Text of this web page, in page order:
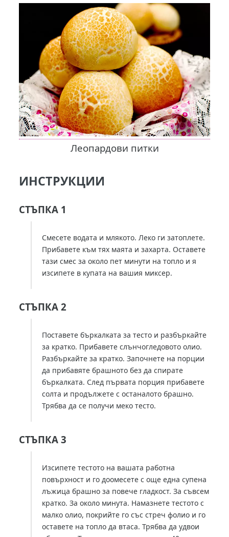
Леопардови питки
ИНСТРУКЦИИ
СТЪПКА 1
Смесете водата и млякото. Леко ги затоплете.
Прибавете към тях маята и захарта. Оставете
тази смес за около пет минути на топло и я
изсипете в купата на вашия миксер.
СТЪПКА 2
Поставете бъркалката за тесто и разбъркайте
за кратко. Прибавете слънчогледовото олио.
Разбъркайте за кратко. Започнете на порции
да прибавяте брашното без да спирате
бъркалката. След първата порция прибавете
солта и продължете с останалото брашно.
Трябва да се получи меко тесто.
СТЪПКА 3
Изсипете тестото на вашата работна
повърхност и го доомесете с още една супена
лъжица брашно за повече гладкост. За съвсем
кратко. За около минута. Намазнете тестото с
малко олио, покрийте го със стреч фолио и го
оставете на топло да втаса. Трябва да удвои